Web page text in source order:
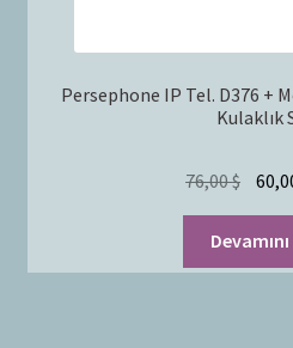
Persephone IP Tel. D376 +
Kulaklık
76,00$